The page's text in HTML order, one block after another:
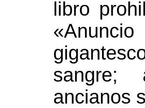
libro
sangre;
ancianos